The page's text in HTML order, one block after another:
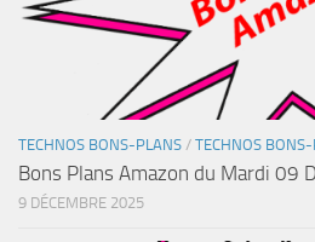
TECHNOS BONS-PLANS / TECHNOS
Bons Plans Amazon du Mardi 09
9 DÉCEMBRE 2025